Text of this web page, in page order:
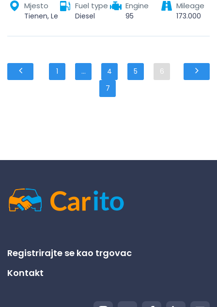
Mjesto Fuel type
Diesel
Engine
95
Mileage
173.000
1 ... 4 5
6
7
Registrirajte se kao trgovac
Kontakt